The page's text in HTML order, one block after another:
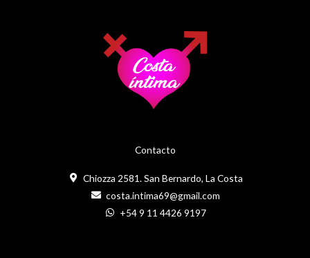
Contacto
Chiozza 2581. San Bernardo, La Costa
costa.intima69@gmail.com
+54 9 11 4426 9197